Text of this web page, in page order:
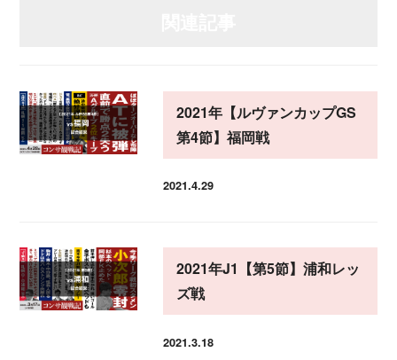
2021年【ルヴァンカップGS
第4節】福岡戦
投稿日
2021.4.29
2021年J1【第5節】浦和レッ
ズ戦
投稿日
2021.3.18